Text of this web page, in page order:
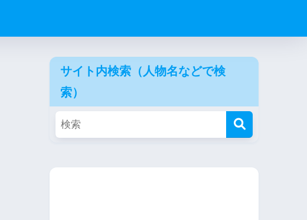
サイト内検索（人物名などで検
索）